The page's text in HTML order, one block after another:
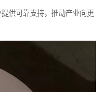
供可靠支持，推动产业向更